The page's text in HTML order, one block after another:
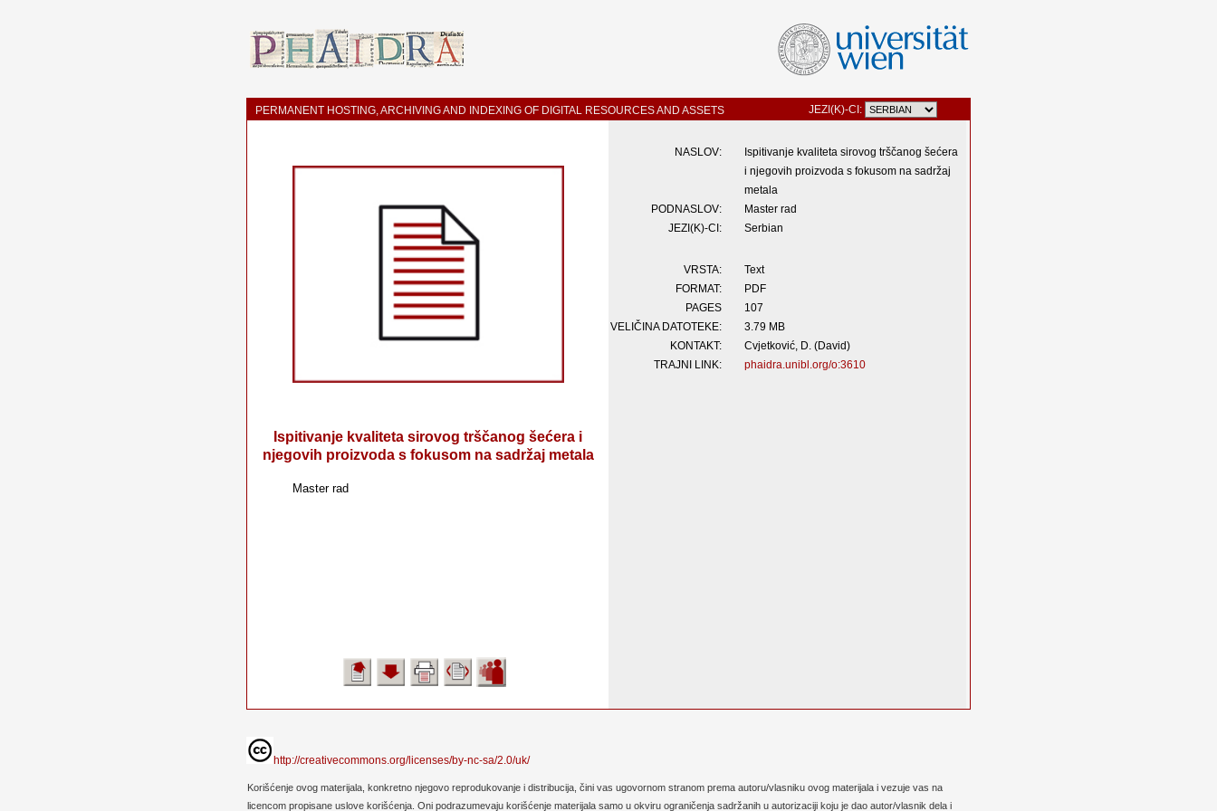
PERMANENT HOSTING, ARCHIVING AND INDEXING OF DIGITAL RESOURCES AND ASSETS JEZI(K)-CI:
Ispitivanje kvaliteta sirovog trščanog šećera i
njegovih proizvoda s fokusom na sadržaj metala
Master rad
NASLOV:
Ispitivanje kvaliteta sirovog trščanog šećera
i njegovih proizvoda s fokusom na sadržaj
metala
PODNASLOV:
Master rad
JEZI(K)-CI:
Serbian
VRSTA:
Text
FORMAT:
PDF
PAGES
107
VELIČINA DATOTEKE:
3.79 MB
KONTAKT:
Cvjetković, D. (David)
TRAJNI LINK:
phaidra.unibl.org/o:3610
http://creativecommons.org/licenses/by-nc-sa/2.0/uk/
Korišćenje ovog materijala, konkretno njegovo reprodukovanje i distribucija, čini vas ugovornom stranom prema autoru/vlasniku ovog materijala i vezuje vas na
licencom propisane uslove korišćenja. Oni podrazumevaju korišćenje materijala samo u okviru ograničenja sadržanih u autorizaciji koju je dao autor/vlasnik dela i